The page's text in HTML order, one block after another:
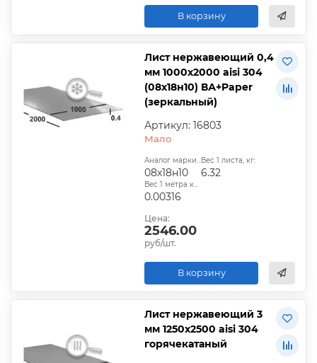
В корзину
Лист нержавеющий 0,4
мм 1000х2000 aisi 304
(08х18н10) ВА+Paper
(зеркальный)
Артикул: 16803
Мало
Аналог марки стали:
08х18н10
Вес 1 листа, кг:
6.32
Вес 1 метра квадратного, т:
0.00316
Цена:
2546.00
руб/шт.
В корзину
Лист нержавеющий 3
мм 1250х2500 aisi 304
горячекатаный